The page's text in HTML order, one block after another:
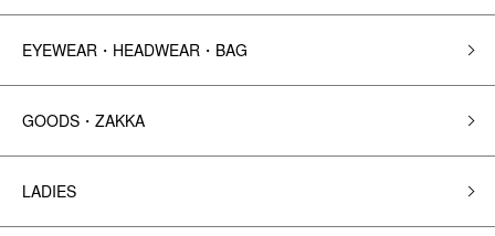
EYEWEAR・HEADWEAR・BAG
GOODS・ZAKKA
LADIES